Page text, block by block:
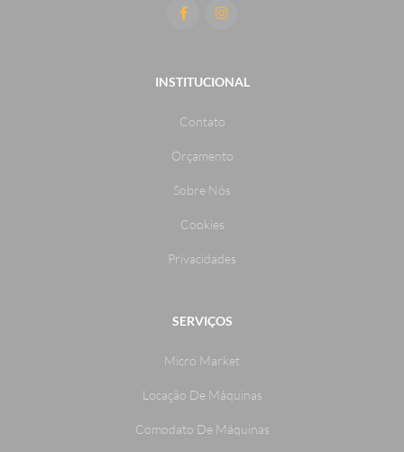
INSTITUCIONAL
Contato
Orçamento
Sobre Nós
Cookies
Privacidades
SERVIÇOS
Micro Market
Locação De Máquinas
Comodato De Máquinas